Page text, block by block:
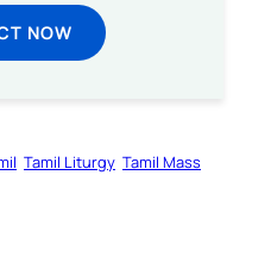
NOW
Tamil Liturgy Tamil Mass